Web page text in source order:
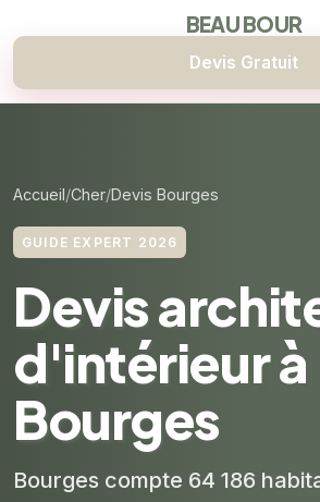
BEAU BOUR
Devis Gratuit
Accueil Cher Devis Bourges
GUIDE EXPERT 2026
Devis
d'intérieur à
Bourges
Bourges compte 64 186